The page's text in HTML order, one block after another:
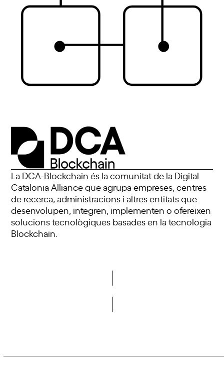
La DCA-Blockchain és la comunitat de la Digital
Catalonia Alliance que agrupa empreses, centres
de recerca, administracions i altres entitats que
desenvolupen, integren, implementen o ofereixen
solucions tecnològiques basades en la tecnologia
Blockchain.